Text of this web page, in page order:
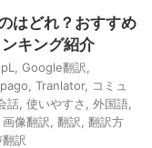
はどれ？おすすめ
キング紹介
Google翻訳
Tranlator, コミュ
話 使いやすさ 外国語
画像翻訳 翻訳 翻訳方
訳